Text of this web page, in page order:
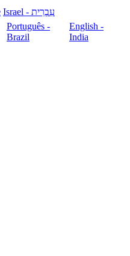
עִבְרִית - Israel
Português -
Brazil
English -
India